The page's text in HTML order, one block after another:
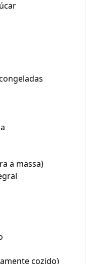
a massa)
cozido)